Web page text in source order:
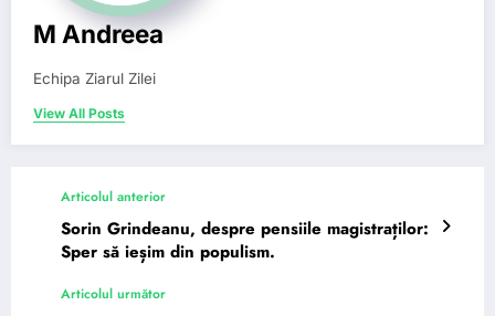
M Andreea
Echipa Ziarul Zilei
View All Posts
Articolul anterior
Sorin Grindeanu, despre pensiile magistraților:
Sper să ieșim din populism.
Articolul următor